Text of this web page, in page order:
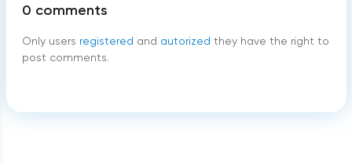
0 comments
Only users registered and autorized they have the right to
post comments.